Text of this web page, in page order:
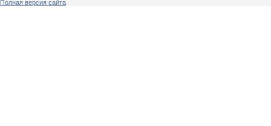
Полная версия сайта